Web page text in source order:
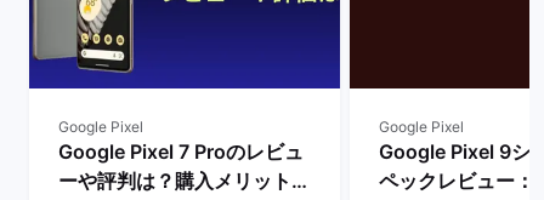
Google Pixel
Google Pixel 7 Proのレビュ
ーや評判は？購入メリットと
Google Pixel
Google Pixel 9シ
ペックレビュー：